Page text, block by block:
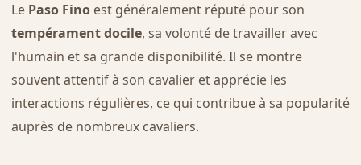
Le Paso Finoest généralement réputé pour son
tempérament docile, sa volonté de travailler avec
l'humain et sa grande disponibilité. Il se montre
souvent attentif à son cavalier et apprécie les
interactions régulières, ce qui contribue à sa popularité
auprès de nombreux cavaliers.